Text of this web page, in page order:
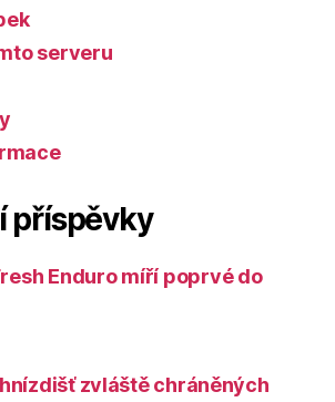
serveru
příspěvky
Enduro míří poprvé do
zvláště chráněných